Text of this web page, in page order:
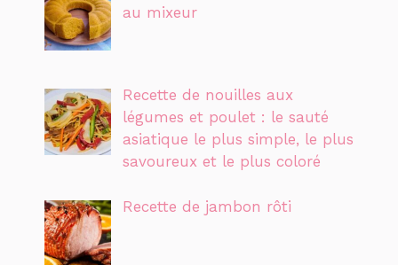
au mixeur
Recette de nouilles aux
légumes et poulet : le sauté
asiatique le plus simple, le plus
savoureux et le plus coloré
Recette de jambon rôti